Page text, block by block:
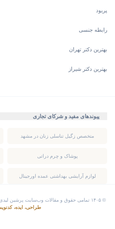
پریود
رابطه جنسی
بهترین دکتر تهران
بهترین دکتر شیراز
پیوندهای مفید و شرکای تجاری
متخصص زگیل تناسلی زنان در مشهد
پوشاک و چرم دراتی
لوازم آرایشی بهداشتی عمده اورجینال
© ۱۴۰۵ تمامی حقوق و مقالات وب‌سایت پرشین لیدی تحت نظارت شورای نویسندگان محفوظ است.
طراحی، ایده،